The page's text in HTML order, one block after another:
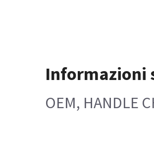
Informazioni
OEM, HANDLE